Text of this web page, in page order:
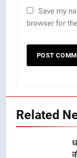
Save my
browser for
Related